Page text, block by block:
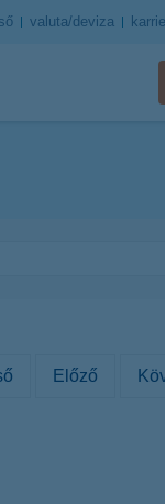
valuta/deviza
Előző